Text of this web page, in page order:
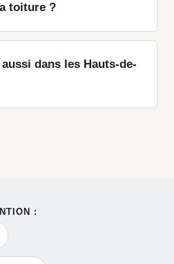
toiture ?
dans les Hauts-de-
: